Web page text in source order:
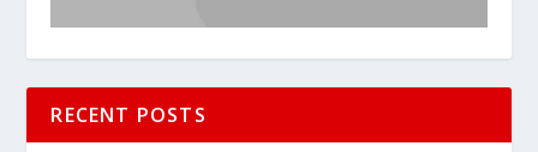
RECENT POSTS